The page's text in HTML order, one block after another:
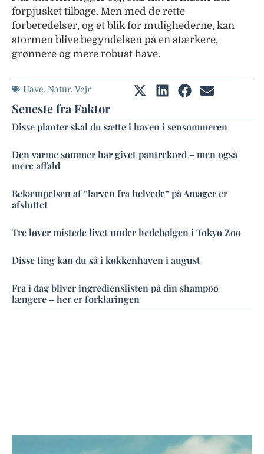
forpjusket tilbage. Men med de rette
forberedelser, og et blik for mulighederne, kan
stormen blive begyndelsen på en stærkere,
grønnere og mere robust have.
Have, Natur, Vejr
Seneste fra Faktor
Disse planter skal du sætte i haven i sensommeren
Den varme sommer har givet pantrekord – men også
mere affald
Bekæmpelsen af “larven fra helvede” på Amager er
afsluttet
Tre løver mistede livet under hedebølgen i Tokyo Zoo
Disse ting kan du så i køkkenhaven i august
Fra i dag bliver ingredienslisten på din shampoo
længere – her er forklaringen